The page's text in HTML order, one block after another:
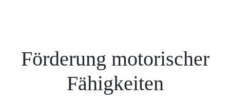
Förderung motorischer
Fähigkeiten